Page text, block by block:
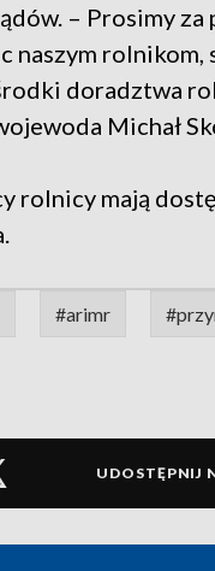
– Prosimy za
rolnikom,
doradztwa
Michał
rolnicy mają
#arimr
UDOSTĘPNIJ